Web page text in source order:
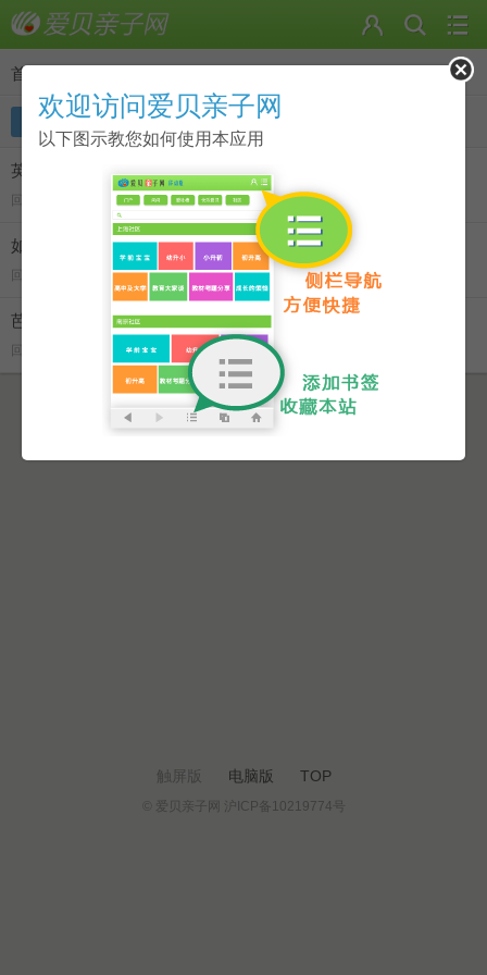
首页
主题 回复
英语电影
回 1 看 2861
如何快速提高英语口语
回 1 看 2699
芭比系列电影
回 1 看 2691
触屏版 电脑版 TOP
© 爱贝亲子网 沪ICP备10219774号
欢迎访问爱贝亲子网
以下图示教您如何使用本应用